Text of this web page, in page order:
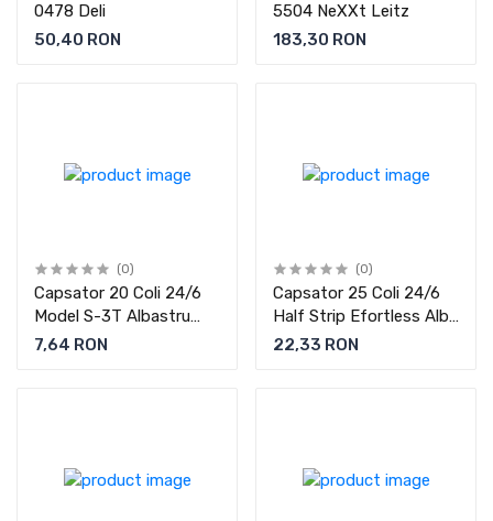
0478 Deli
50,40 RON
5504 NeXXt Leitz
183,30 RON
(0)
Capsator 20 Coli 24/6
Model S-3T Albastru
Transparent Noki
7,64 RON
(0)
Capsator 25 Coli 24/6
Half Strip Efortless Alb
Deli
22,33 RON